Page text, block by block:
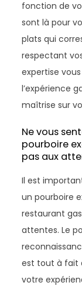
fonction de
sont là pour
plats qui
respectant
expertise
l’expérience
maîtrise sur
Ne vous
pourboire
pas aux
Il est
un pourboire
restaurant
attentes. Le
est tout à fait
votre